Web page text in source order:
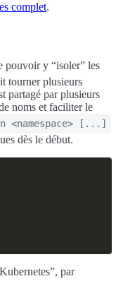
complet.
pouvoir y “isoler” les
tourner plusieurs
partagé par plusieurs
noms et faciliter le
<namespace> [...]
dès le début.
par